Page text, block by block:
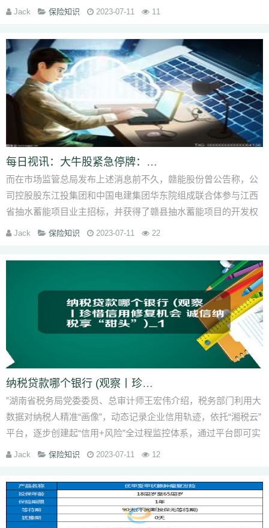
Jack 保险知识 2023-07-11 11
每日视讯：大牛股紧急停牌：曾10天9涨停 最高涨幅近160%_1
而在市场监管总局发布上述消息前不久，赣能股份曾公告称，公
司控股股东江投集团和中国电建集团华东院组成联合体参与江西
省抽水蓄能项目业主招标，并获得了赣县抽水蓄能项目的开发权
Jack 保险知识 2023-07-11 22
纳税贷款哪个银行 (观察丨珍惜信用修复机会 诚信纳税享“甜头”)_1
”湖南省税务局党委委员、总审计师王宏伟介绍，税务部门利用大
数据对纳税人精准“画像”，动态记录企业信用轨迹，依托“湘税云”
平台，逐步创建起“信用+风险”全过程监控体系，通过平台即可实
时了解企业纳税状况
Jack 保险知识 2023-07-11 12